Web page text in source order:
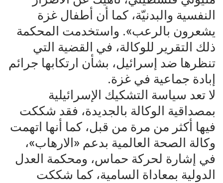
النفسية والبدنيّة، كما أن أطفال غزة
يشعرون بالرعب». واستخدمت المحكمة
ذلك التقرير للوكالة، في القضية التي
تنظرها ضد إسرائيل، بشأن ارتكابها جرائم
إبادة جماعية في غزة.
لا تعد سياسة التشكيك الإسرائيلية
بمصداقية الوكالة بالجديدة، فقد شككت
فيها أكثر من مرة من قبل، كما أنها اتهمت
وكالة الصحة العالمية بدعم «الارهاب»،
في إشارة لحركة حماس، ومحكمة العدل
الدولية بمعاداة السامية، كما شككت